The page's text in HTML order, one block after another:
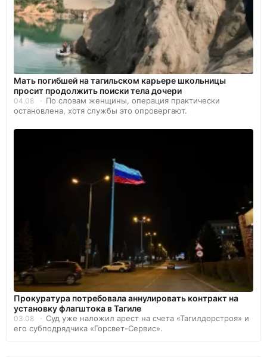
Мать погибшей на тагильском карьере школьницы
просит продолжить поиски тела дочери
04.08
По словам женщины, операция практически
остановлена, хотя службы это опровергают.
Прокуратура потребовала аннулировать контракт на
установку флагштока в Тагиле
03.08
Суд уже наложил арест на счета «Тагилдорстроя» и
его субподрядчика «Горсвет-Сервис».